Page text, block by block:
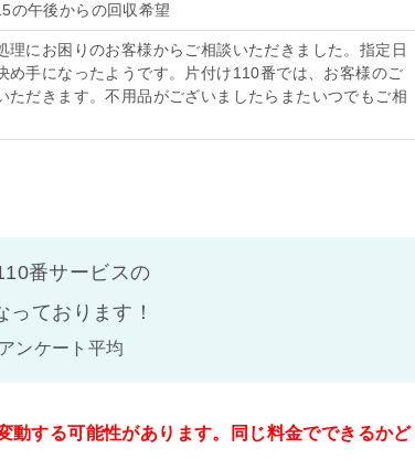
の午後からの回収希望
理にお困りのお客様からご相談いただきました。指定日
め手になったようです。片付け110番では、お客様のご
ただきます。不用品がございましたらまたいつでもご相
番サービスの
っております！
ンケート平均
する可能性があります。同じ料金でできるかど